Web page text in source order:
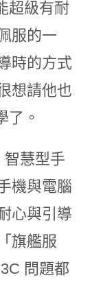
超級有耐
服的一
時的方式
想請他也
了。
智慧型手
機與電腦
心與引導
旗艦服
問題都